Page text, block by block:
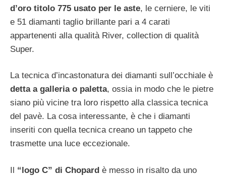
d’oro titolo 775 usato per le aste, le cerniere, le viti
e 51 diamanti taglio brillante pari a 4 carati
appartenenti alla qualità River, collection di qualità
Super.
La tecnica d’incastonatura dei diamanti sull’occhiale è
detta a galleria o paletta, ossia in modo che le pietre
siano più vicine tra loro rispetto alla classica tecnica
del pavè. La cosa interessante, è che i diamanti
inseriti con quella tecnica creano un tappeto che
trasmette una luce eccezionale.
Il “logo C” di Chopard è messo in risalto da uno